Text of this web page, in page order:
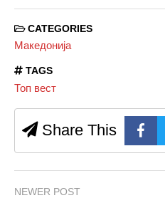
CATEGORIES
Македонија
TAGS
Топ вест
Share This
NEWER POST